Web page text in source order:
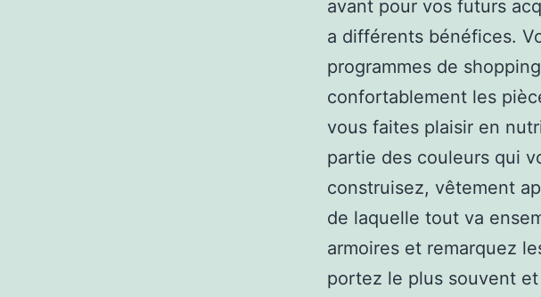
avant pour vos futurs
a différents bénéfices.
programmes de
confortablement les
vous faites plaisir en
partie des couleurs qui
construisez, vêtement
de laquelle tout va
armoires et remarquez
portez le plus souvent